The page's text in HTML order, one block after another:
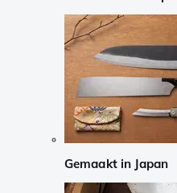
Gemaakt in Japan